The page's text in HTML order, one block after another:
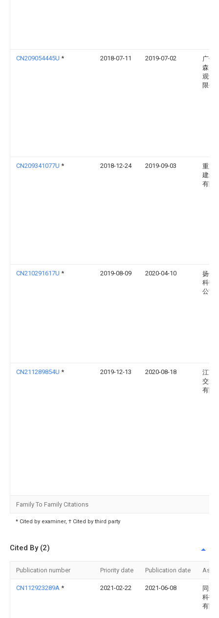
CN209054445U * 2018-07-11 2019-07-02
广州
森园
观设
限公
CN209341077U * 2018-12-24 2019-09-03
重庆
建筑
有限
CN210291617U * 2019-08-09 2020-04-10
扬州
科技
公司
CN211289854U * 2019-12-13 2020-08-18
江苏
交通
有限
Family To Family Citations
* Cited by examiner, † Cited by third party
Cited By (2)
Publication number Priority date Publication date
CN112923289A * 2021-02-22 2021-06-08
同辉
科技
有限